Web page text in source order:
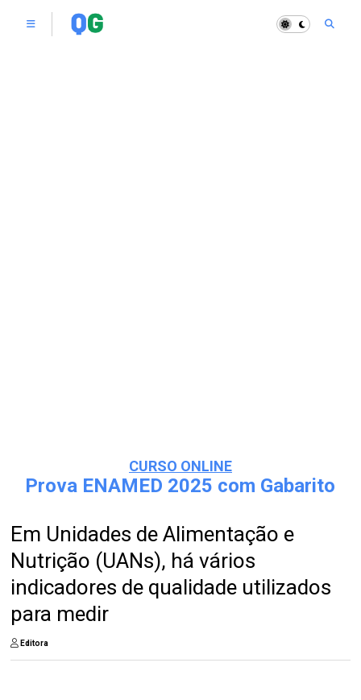
CURSO ONLINE
Prova ENAMED 2025 com Gabarito
Em Unidades de Alimentação e
Nutrição (UANs), há vários
indicadores de qualidade utilizados
para medir
Editora